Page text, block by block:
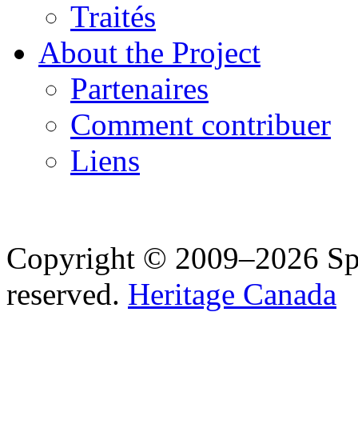
Traités
About the Project
Partenaires
Comment contribuer
Liens
Copyright © 2009–2026
reserved. Heritage Canada